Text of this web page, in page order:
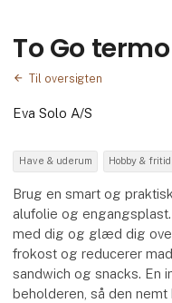
To Go
Til oversigten
Eva Solo A/S
Have & uderum Hobby & fritid
Brug en smart og
alufolie og
med dig og glæd dig
frokost og reducerer
sandwich og snacks. En
beholderen, så den nemt